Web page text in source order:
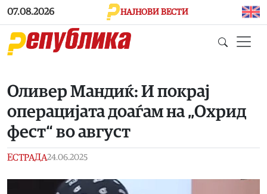
Skip to main content
07.08.2026 НАЈНОВИ ВЕСТИ
Оливер Мандиќ: И покрај
операцијата доаѓам на „Охрид
фест“ во август
ЕСТРАДА24.06.2025